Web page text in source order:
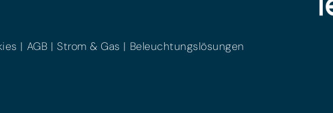
AGB Strom & Gas Beleuchtungslösungen